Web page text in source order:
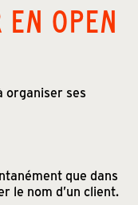
OPEN
organiser ses
que dans
le nom d’un client.